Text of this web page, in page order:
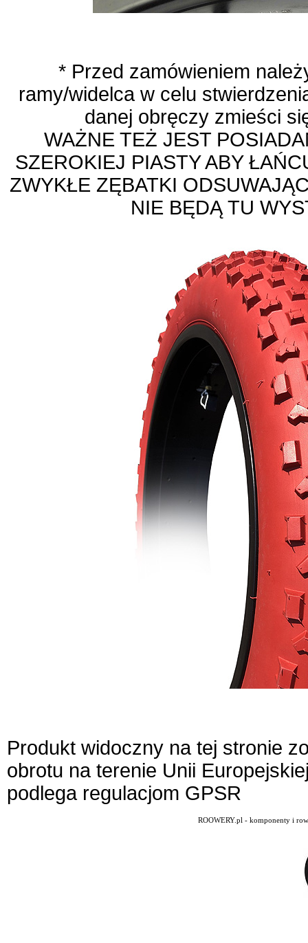
* Przed zamówieniem
ramy/widelca w celu
danej obręczy zmieści
WAŻNE TEŻ JEST
SZEROKIEJ PIASTY ABY
ZWYKŁE ZĘBATKI
NIE BĘDĄ TU
Produkt widoczny na tej stronie
obrotu na terenie Unii
podlega regulacjom GPSR
ROOWERY.pl - komponenty i